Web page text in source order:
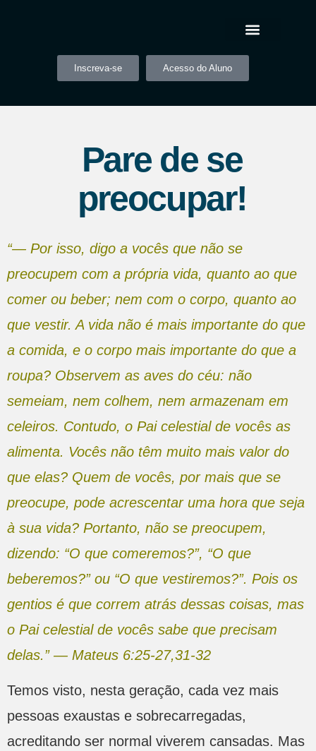
Inscreva-se Acesso do Aluno
Pare de se
preocupar!
“― Por isso, digo a vocês que não se
preocupem com a própria vida, quanto ao que
comer ou beber; nem com o corpo, quanto ao
que vestir. A vida não é mais importante do que
a comida, e o corpo mais importante do que a
roupa? Observem as aves do céu: não
semeiam, nem colhem, nem armazenam em
celeiros. Contudo, o Pai celestial de vocês as
alimenta. Vocês não têm muito mais valor do
que elas? Quem de vocês, por mais que se
preocupe, pode acrescentar uma hora que seja
à sua vida? Portanto, não se preocupem,
dizendo: “O que comeremos?”, “O que
beberemos?” ou “O que vestiremos?”. Pois os
gentios é que correm atrás dessas coisas, mas
o Pai celestial de vocês sabe que precisam
delas.” — Mateus 6:25-27,31-32
Temos visto, nesta geração, cada vez mais
pessoas exaustas e sobrecarregadas,
acreditando ser normal viverem cansadas. Mas